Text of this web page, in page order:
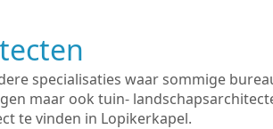
specialisaties waar sommige
maar ook tuin-
te vinden in Lopikerkapel.